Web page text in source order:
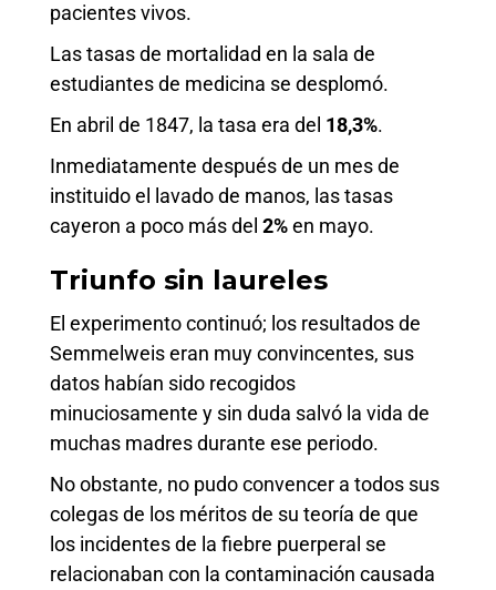
pacientes vivos.
Las tasas de mortalidad en la sala de
estudiantes de medicina se desplomó.
En abril de 1847, la tasa era del 18,3%.
Inmediatamente después de un mes de
instituido el lavado de manos, las tasas
cayeron a poco más del 2%en mayo.
Triunfo sin laureles
El experimento continuó; los resultados de
Semmelweis eran muy convincentes, sus
datos habían sido recogidos
minuciosamente y sin duda salvó la vida de
muchas madres durante ese periodo.
No obstante, no pudo convencer a todos sus
colegas de los méritos de su teoría de que
los incidentes de la fiebre puerperal se
relacionaban con la contaminación causada